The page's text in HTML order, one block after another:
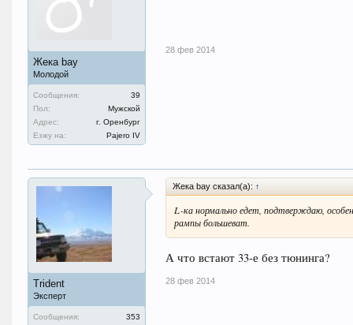
Жека bay
Молодой
Сообщения:
39
Пол:
Мужской
Адрес:
г. Оренбург
Езжу на:
Pajero IV
28 фев 2014
Trident
Эксперт
Сообщения:
353
Жека bay сказал(а): ↑
L-ка нормально едет, подтверждаю,
рампы большеват.
А что встают 33-е без тюнинга?
28 фев 2014